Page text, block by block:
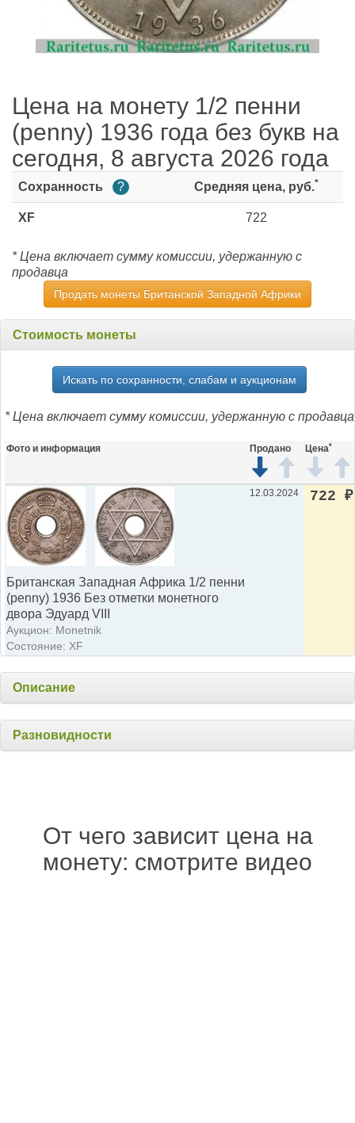
Цена на монету 1/2 пенни
(penny) 1936 года без букв на
сегодня, 8 августа 2026 года
Сохранность ? Средняя цена, руб.*
XF 722
* Цена включает сумму комиссии, удержанную с
продавца
Продать монеты Британской Западной Африки
Стоимость монеты
Искать по сохранности, слабам и аукционам
* Цена включает сумму комиссии, удержанную с продавца
Фото и информация Продано Цена*
Британская Западная Африка 1/2 пенни
(penny) 1936 Без отметки монетного
двора Эдуард VIII
Аукцион: Monetnik
Состояние: XF
12.03.2024 722 ₽
Описание
Разновидности
От чего зависит цена на
монету: смотрите видео